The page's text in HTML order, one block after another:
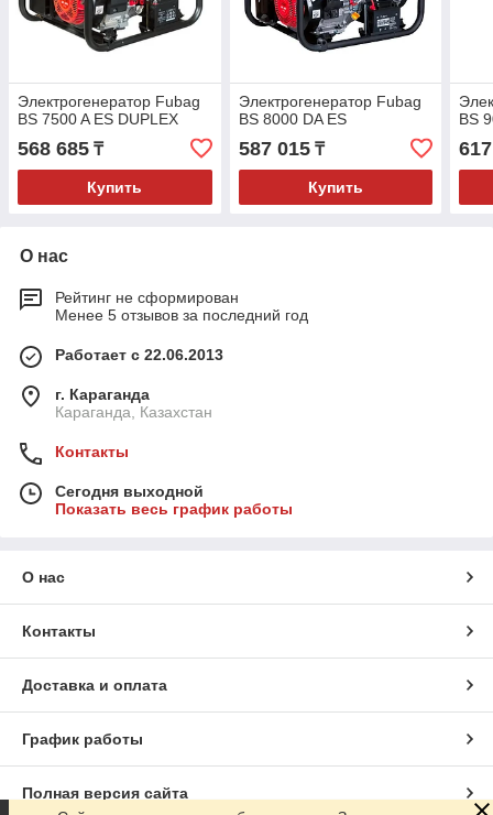
Электрогенератор Fubag
BS 7500 A ES DUPLEX
568 685 ₸
Купить
Электрогенератор Fubag
BS 8000 DA ES
587 015₸
Купить
BS
О нас
Рейтинг не сформирован
Менее 5 отзывов за последний год
Работает с 22.06.2013
г. Караганда
Караганда, Казахстан
Контакты
Сегодня выходной
Показать весь график работы
О нас
Контакты
Доставка и оплата
График работы
Полная версия сайта